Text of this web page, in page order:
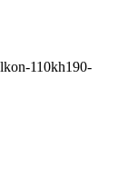
110kh190-